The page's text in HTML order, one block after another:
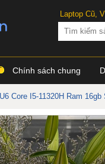
Laptop Cũ,
Chính sách chung
Core I5-11320H Ram